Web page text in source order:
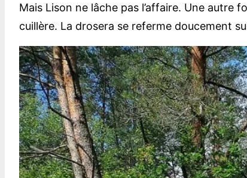
Mais Lison ne lâche pas l’affaire. Une autre
cuillère. La drosera se referme doucement